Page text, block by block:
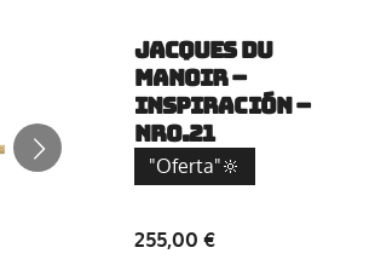
JACQUES DU
MANOIR –
INSPIRACIÓN –
NRO.21
"Oferta"🔆
255,00 €